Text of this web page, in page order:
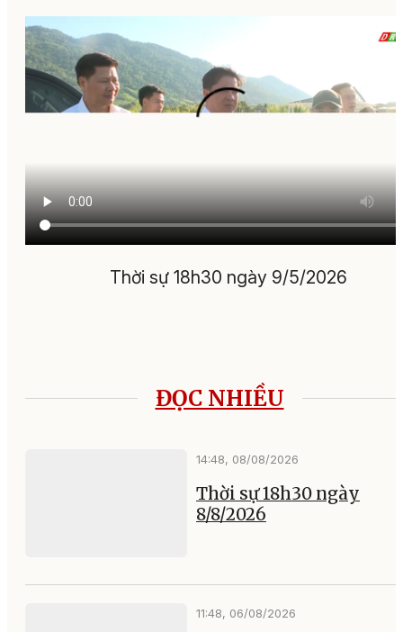
Thời sự 18h30 ngày 9/5/2026
ĐỌC NHIỀU
14:48, 08/08/2026
Thời sự 18h30 ngày
8/8/2026
11:48, 06/08/2026